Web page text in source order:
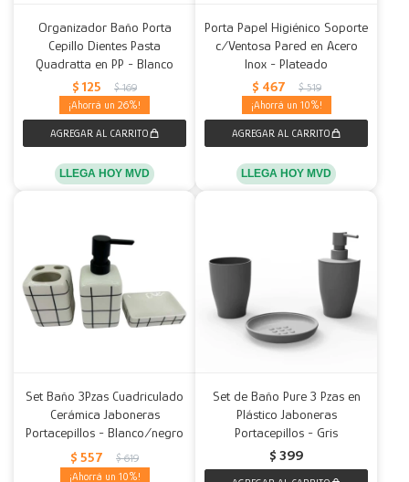
Organizador Baño Porta
Cepillo Dientes Pasta
Quadratta en PP - Blanco
$ 125 $ 169
26
LLEGA HOY MVD
Porta Papel Higiénico Soporte
c/Ventosa Pared en Acero
Inox - Plateado
$ 467 $ 519
10
LLEGA HOY MVD
Set Baño 3Pzas Cuadriculado
Cerámica Jaboneras
Portacepillos - Blanco/negro
$ 557 $ 619
10
Set de Baño Pure 3 Pzas en
Plástico Jaboneras
Portacepillos - Gris
$ 399